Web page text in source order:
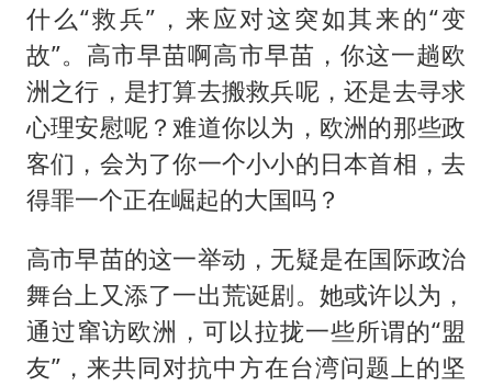
什么“救兵”，来应对这突如其来的“变
故”。高市早苗啊高市早苗，你这一趟欧
洲之行，是打算去搬救兵呢，还是去寻求
心理安慰呢？难道你以为，欧洲的那些政
客们，会为了你一个小小的日本首相，去
得罪一个正在崛起的大国吗？
高市早苗的这一举动，无疑是在国际政治
舞台上又添了一出荒诞剧。她或许以为，
通过窜访欧洲，可以拉拢一些所谓的“盟
友”，来共同对抗中方在台湾问题上的坚